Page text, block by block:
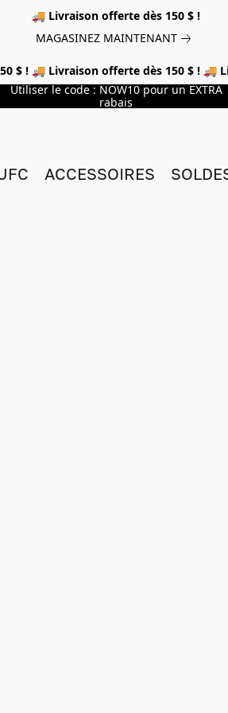
🚚 Livraison offerte dès 150 $ !
MAGASINEZ MAINTENANT
$ ! 🚚 Livraison offerte dès 150 $ ! 🚚
Utiliser le code : NOW10 pour un EXTRA
rabais
ACCESSOIRES